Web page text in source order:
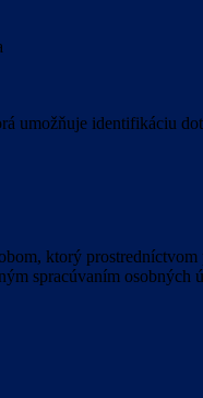
umožňuje identifikáciu
ktorý
spracúvaním